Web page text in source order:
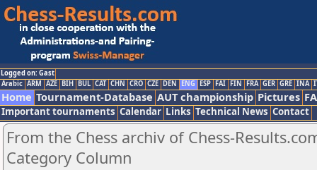
Logged on: Gast
Arabic ARM AZE BIH BUL CAT CHN CRO CZE DEN ENG ESP FAI FIN FRA GER GRE INA
Home Tournament-Database AUT championship Pictures
Important tournaments Calendar Links Technical News Contact
From the Chess archiv of Chess-
Category Column